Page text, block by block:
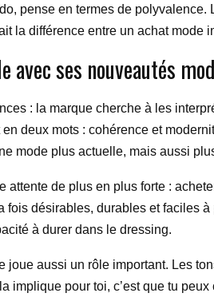
pense en termes de
la différence entre un achat mode
avec ses nouveautés
: la marque cherche à les
deux mots : cohérence et
mode plus actuelle, mais aussi
attente de plus en plus forte :
fois désirables, durables et faciles
à durer dans le dressing.
joue aussi un rôle important. Les
implique pour toi, c’est que tu